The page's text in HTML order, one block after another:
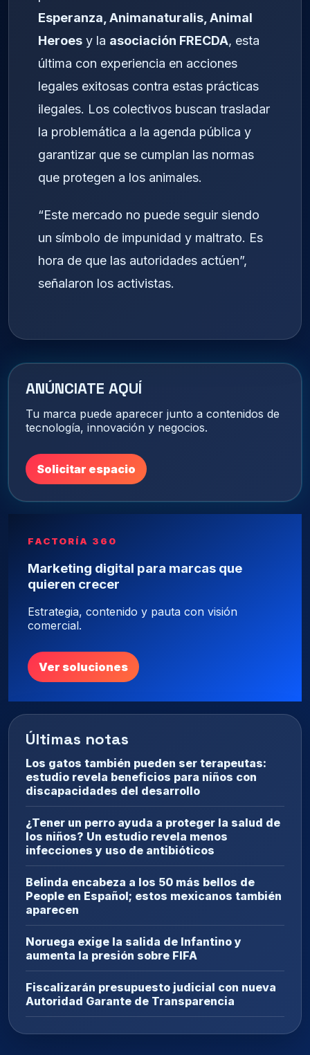
Esperanza, Animanaturalis, Animal
Heroes y la asociación FRECDA, esta
última con experiencia en acciones
legales exitosas contra estas prácticas
ilegales. Los colectivos buscan trasladar
la problemática a la agenda pública y
garantizar que se cumplan las normas
que protegen a los animales.
“Este mercado no puede seguir siendo
un símbolo de impunidad y maltrato. Es
hora de que las autoridades actúen”,
señalaron los activistas.
ANÚNCIATE AQUÍ
Tu marca puede aparecer junto a contenidos de
tecnología, innovación y negocios.
Solicitar espacio
FACTORÍA 360
Marketing digital para marcas que
quieren crecer
Estrategia, contenido y pauta con visión
comercial.
Ver soluciones
Últimas notas
Los gatos también pueden ser terapeutas:
estudio revela beneficios para niños con
discapacidades del desarrollo
¿Tener un perro ayuda a proteger la salud de
los niños? Un estudio revela menos
infecciones y uso de antibióticos
Belinda encabeza a los 50 más bellos de
People en Español; estos mexicanos también
aparecen
Noruega exige la salida de Infantino y
aumenta la presión sobre FIFA
Fiscalizarán presupuesto judicial con nueva
Autoridad Garante de Transparencia